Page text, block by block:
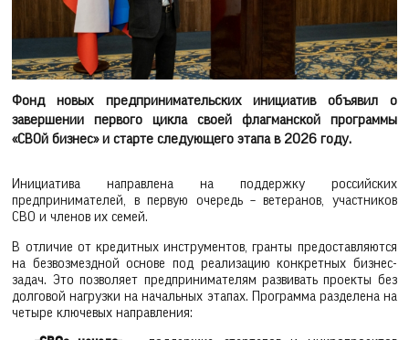
Фонд новых предпринимательских инициатив объявил о
завершении первого цикла своей флагманской программы
«СВОй бизнес» и старте следующего этапа в 2026 году.
Инициатива направлена на поддержку российских
предпринимателей, в первую очередь – ветеранов, участников
СВО и членов их семей.
В отличие от кредитных инструментов, гранты предоставляются
на безвозмездной основе под реализацию конкретных бизнес-
задач. Это позволяет предпринимателям развивать проекты без
долговой нагрузки на начальных этапах. Программа разделена на
четыре ключевых направления: